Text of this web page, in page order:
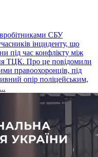
СБУ
інциденту, що
під час конфлікту між
ТЦК. Про це повідомили
правоохоронців, під
опір поліцейським,